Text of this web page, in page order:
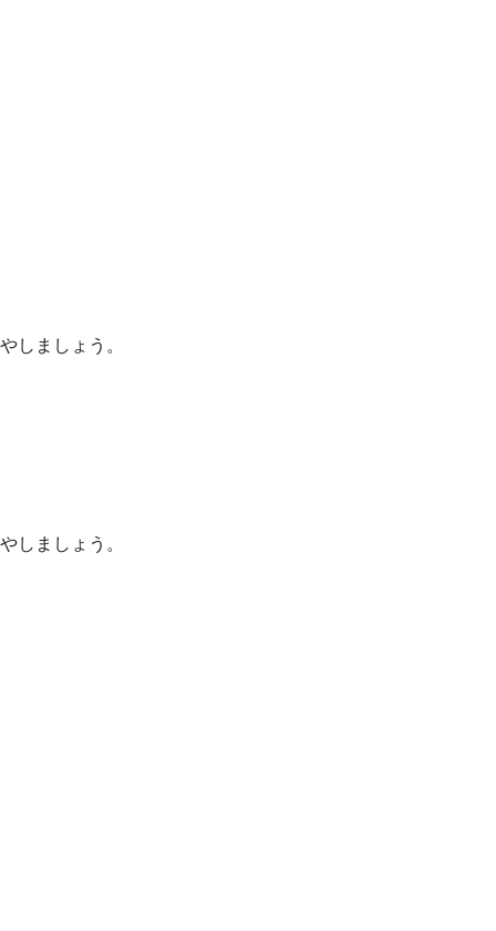
しましょう。
しましょう。